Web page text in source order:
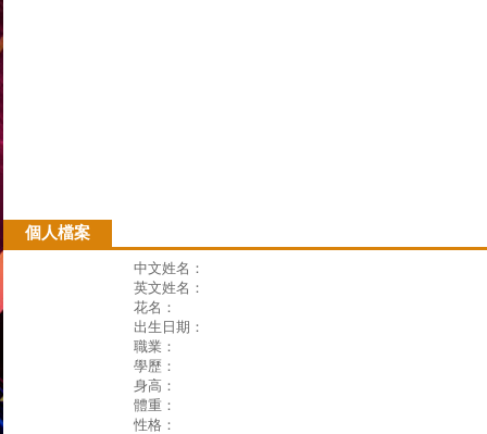
個人檔案
中文姓名：
英文姓名：
花名：
出生日期：
職業：
學歷：
身高：
體重：
性格：